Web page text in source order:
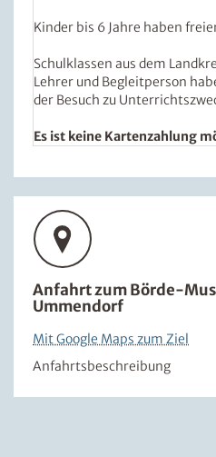
Kinder bis 6 Jahre haben
Schulklassen aus dem
Lehrer und Begleitperson
der Besuch zu
Es ist keine Kartenzahlung
Anfahrt zum Börde-
Ummendorf
Mit Google Maps zum Ziel
Anfahrtsbeschreibung